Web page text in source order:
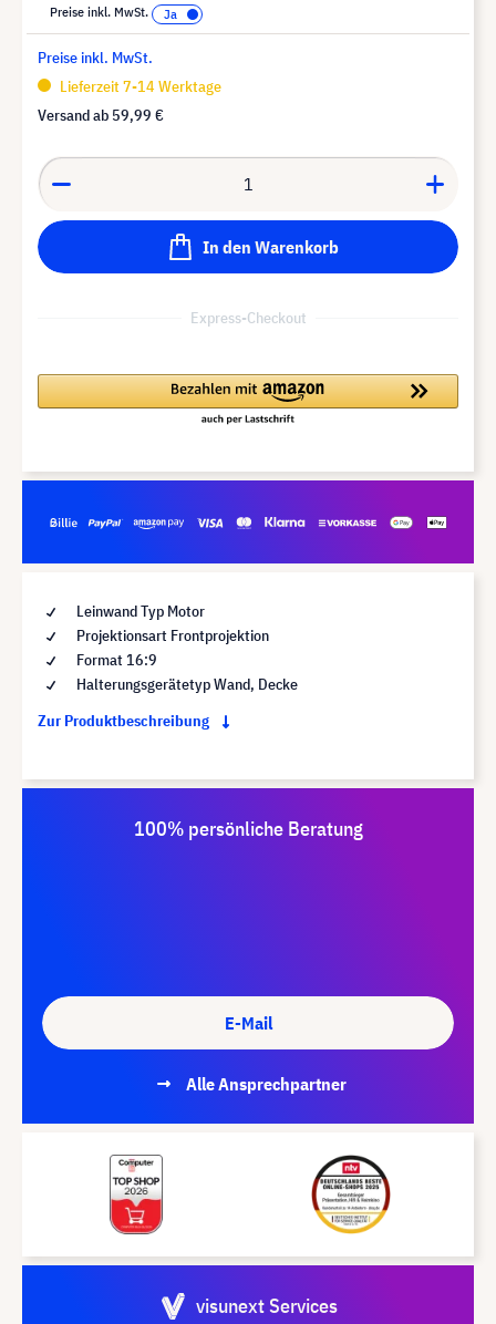
Preise inkl. MwSt.
Preise inkl. MwSt.
Lieferzeit 7-14 Werktage
Versand ab 59,99 €
In den Warenkorb
Express-Checkout
Leinwand Typ Motor
Projektionsart Frontprojektion
Format 16:9
Halterungsgerätetyp Wand, Decke
Zur Produktbeschreibung
100% persönliche Beratung
E-Mail
Alle Ansprechpartner
visunext Services